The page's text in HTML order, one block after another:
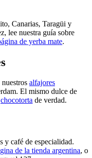
Canarias, Taragüi y
lee nuestra guía sobre
de yerba mate.
alfajores
El mismo dulce de
chocotorta de verdad.
y café de especialidad.
de la tienda argentina, o